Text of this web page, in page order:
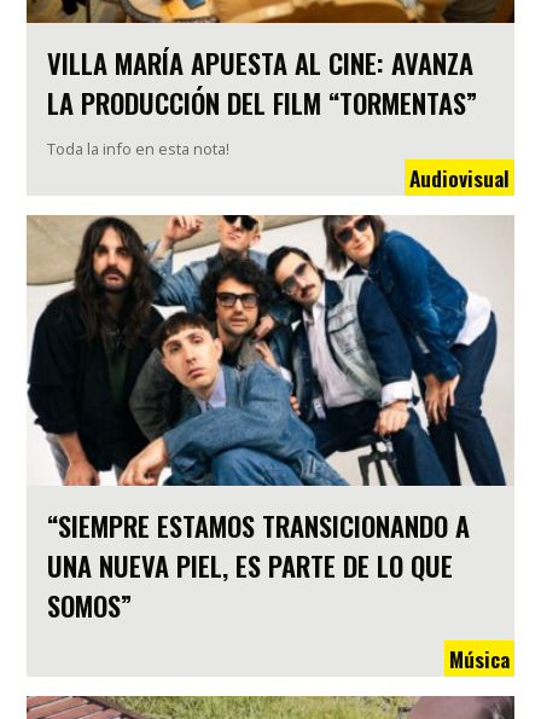
VILLA MARÍA APUESTA AL CINE: AVANZA
LA PRODUCCIÓN DEL FILM “TORMENTAS”
Toda la info en esta nota!
Audiovisual
“SIEMPRE ESTAMOS TRANSICIONANDO A
UNA NUEVA PIEL, ES PARTE DE LO QUE
SOMOS”
Música